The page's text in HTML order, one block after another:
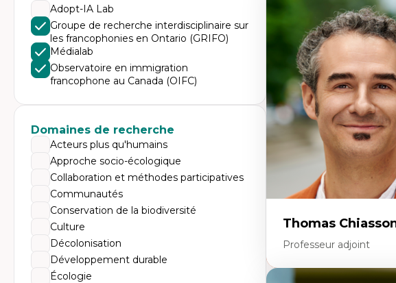
Adopt-IA Lab
Groupe de recherche interdisciplinaire sur
les francophonies en Ontario (GRIFO)
Médialab
Observatoire en immigration
francophone au Canada (OIFC)
Domaines de recherche
Acteurs plus qu'humains
Approche socio-écologique
Collaboration et méthodes participatives
Communautés
Conservation de la biodiversité
Culture
Décolonisation
Développement durable
Écologie
Discours sur la ville et
Mosquées, formes et
Reconnaissance et
communautés
urbain
Design architectural et
Patrimoine et
Études postcoloniales et
savoirs
Thomas
Professeur adjoint